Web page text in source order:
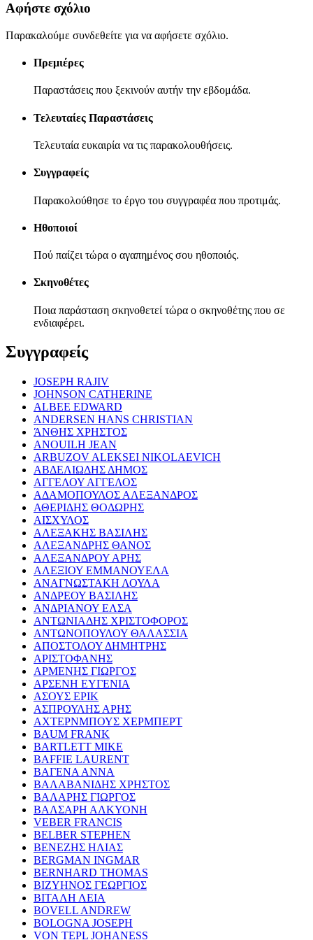
Αφήστε σχόλιο
Παρακαλούμε συνδεθείτε για να αφήσετε σχόλιο.
Πρεμιέρες
Παραστάσεις που ξεκινούν αυτήν την εβδομάδα.
Τελευταίες Παραστάσεις
Τελευταία ευκαιρία να τις παρακολουθήσεις.
Συγγραφείς
Παρακολούθησε το έργο του συγγραφέα που προτιμάς.
Ηθοποιοί
Πού παίζει τώρα ο αγαπημένος σου ηθοποιός.
Σκηνοθέτες
Ποια παράσταση σκηνοθετεί τώρα ο σκηνοθέτης που σε
ενδιαφέρει.
Συγγραφείς
JOSEPH RAJIV
JOHNSON CATHERINE
ALBEE EDWARD
ANDERSEN HANS CHRISTIAN
ΆΝΘΗΣ ΧΡΗΣΤΟΣ
ANOUILH JEAN
ARBUZOV ALEKSEI NIKOLAEVICH
ΑΒΔΕΛΙΩΔΗΣ ΔΗΜΟΣ
ΑΓΓΕΛΟΥ ΑΓΓΕΛΟΣ
ΑΔΑΜΟΠΟΥΛΟΣ ΑΛΕΞΑΝΔΡΟΣ
ΑΘΕΡΙΔΗΣ ΘΟΔΩΡΗΣ
ΑΙΣΧΥΛΟΣ
ΑΛΕΞΑΚΗΣ ΒΑΣΙΛΗΣ
ΑΛΕΞΑΝΔΡΗΣ ΘΑΝΟΣ
ΑΛΕΞΑΝΔΡΟΥ ΑΡΗΣ
ΑΛΕΞΙΟΥ ΕΜΜΑΝΟΥΕΛΑ
ΑΝΑΓΝΩΣΤΑΚΗ ΛΟΥΛΑ
ΑΝΔΡΕΟΥ ΒΑΣΙΛΗΣ
ΑΝΔΡΙΑΝΟΥ ΕΛΣΑ
ΑΝΤΩΝΙΑΔΗΣ ΧΡΙΣΤΟΦΟΡΟΣ
ΑΝΤΩΝΟΠΟΥΛΟΥ ΘΑΛΑΣΣΙΑ
ΑΠΟΣΤΟΛΟΥ ΔΗΜΗΤΡΗΣ
ΑΡΙΣΤΟΦΑΝΗΣ
ΑΡΜΕΝΗΣ ΓΙΩΡΓΟΣ
ΑΡΣΕΝΗ ΕΥΓΕΝΙΑ
ΑΣΟΥΣ ΕΡΙΚ
ΑΣΠΡΟΥΛΗΣ ΑΡΗΣ
ΑΧΤΕΡΝΜΠΟΥΣ ΧΕΡΜΠΕΡΤ
BAUM FRANK
BARTLETT MIKE
BAFFIE LAURENT
ΒΑΓΕΝΑ ΑΝΝΑ
ΒΑΛΑΒΑΝΙΔΗΣ ΧΡΗΣΤΟΣ
ΒΑΛΑΡΗΣ ΓΙΩΡΓΟΣ
ΒΑΛΣΑΡΗ ΑΛΚΥΟΝΗ
VEBER FRANCIS
BELBER STEPHEN
ΒΕΝΕΖΗΣ ΗΛΙΑΣ
BERGMAN INGMAR
BERNHARD THOMAS
ΒΙΖΥΗΝΟΣ ΓΕΩΡΓΙΟΣ
ΒΙΤΑΛΗ ΛΕΙΑ
BOVELL ANDREW
BOLOGNA JOSEPH
VON TEPL JOHANESS